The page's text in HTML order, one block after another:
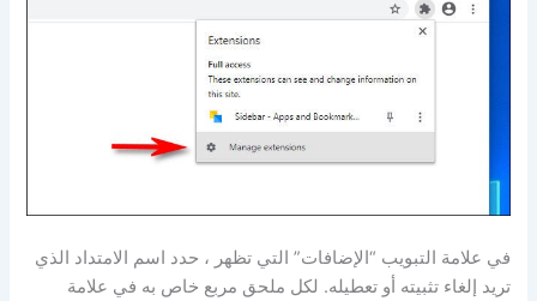
في علامة التبويب “الإضافات” التي تظهر ، حدد اسم الامتداد الذي
تريد إلغاء تثبيته أو تعطيله. لكل ملحق مربع خاص به في علامة